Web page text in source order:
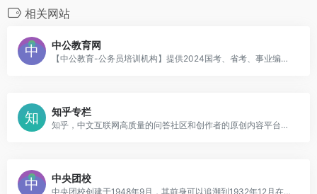
相关网站
中公教育网
【中公教育-公务员培训机构】提供2024国考、省考、事业编、教师、银行、考研、专升本等公告、时间、职位表、报名、成绩、试题、网校、笔试面试辅导及IT培训班等。
知乎专栏
知乎，中文互联网高质量的问答社区和创作者的原创内容平台，于年月正式上线，以「让人们更好的分享知识、经验和见解，找到自己的解答」为品牌使命。知乎凭借认真、专业、友善的社区氛围、独特的产品机制以及结构化和易获得的优质内容，了中文互联网科技、商业、影视、时尚、文化等领域最具创造力的人群，已成为综合性、全品类、在诸多领域具有关键影响力的知识分享社区和创作者的原创内容平台，建立起了以社区驱动的内容变现商业模式。
中央团校
中央团校创建于1948年9月，其前身可以追溯到1932年12月在江西瑞金创办的列宁团校，与鲁迅青年学校、安吴青训班、泽东青年干部学校同根同源，具有红色基因、悠久历史和光荣传统。1985年9月，在中央团校基础上命名组建了中国青年政治学院，2012年起由团中央和教育部共建。学校历任校（院）长均由共青团中央书记处主要负责人兼任，冯文彬、胡耀邦、韩英、王兆国、胡锦涛、宋德福、李克强、周强、胡春华、陆昊、秦宜智、贺军科等同志先后担任校（院）长。现任校（院）长为共青团中央书记处第一书记阿东。学校党委主持日常工作，现任党委书记为张传慧同志。